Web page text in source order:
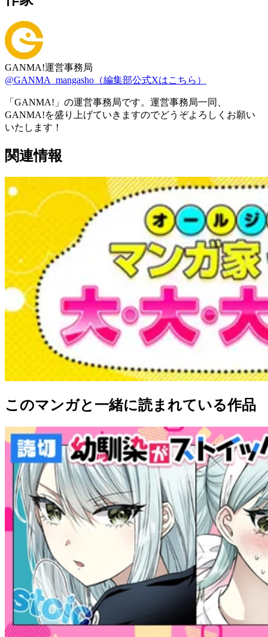
GANMA!運営事務局
@GANMA_mangasho（編集部公式Xはこちら）
「GANMA!」の運営事務局です。運営事務局一同、
GANMA!を盛り上げていきますのでどうぞよろしくお願い
いたします！
関連情報
このマンガと一緒に読まれている作品